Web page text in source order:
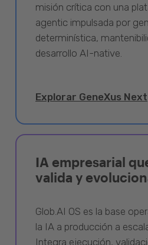
misión crítica con una
agentic impulsada por
determinística,
desarrollo AI-native.
Explorar GeneXus Next
IA empresarial
valida y
Glob.AI OS es la base
la IA a producción a
Integra ejecución,